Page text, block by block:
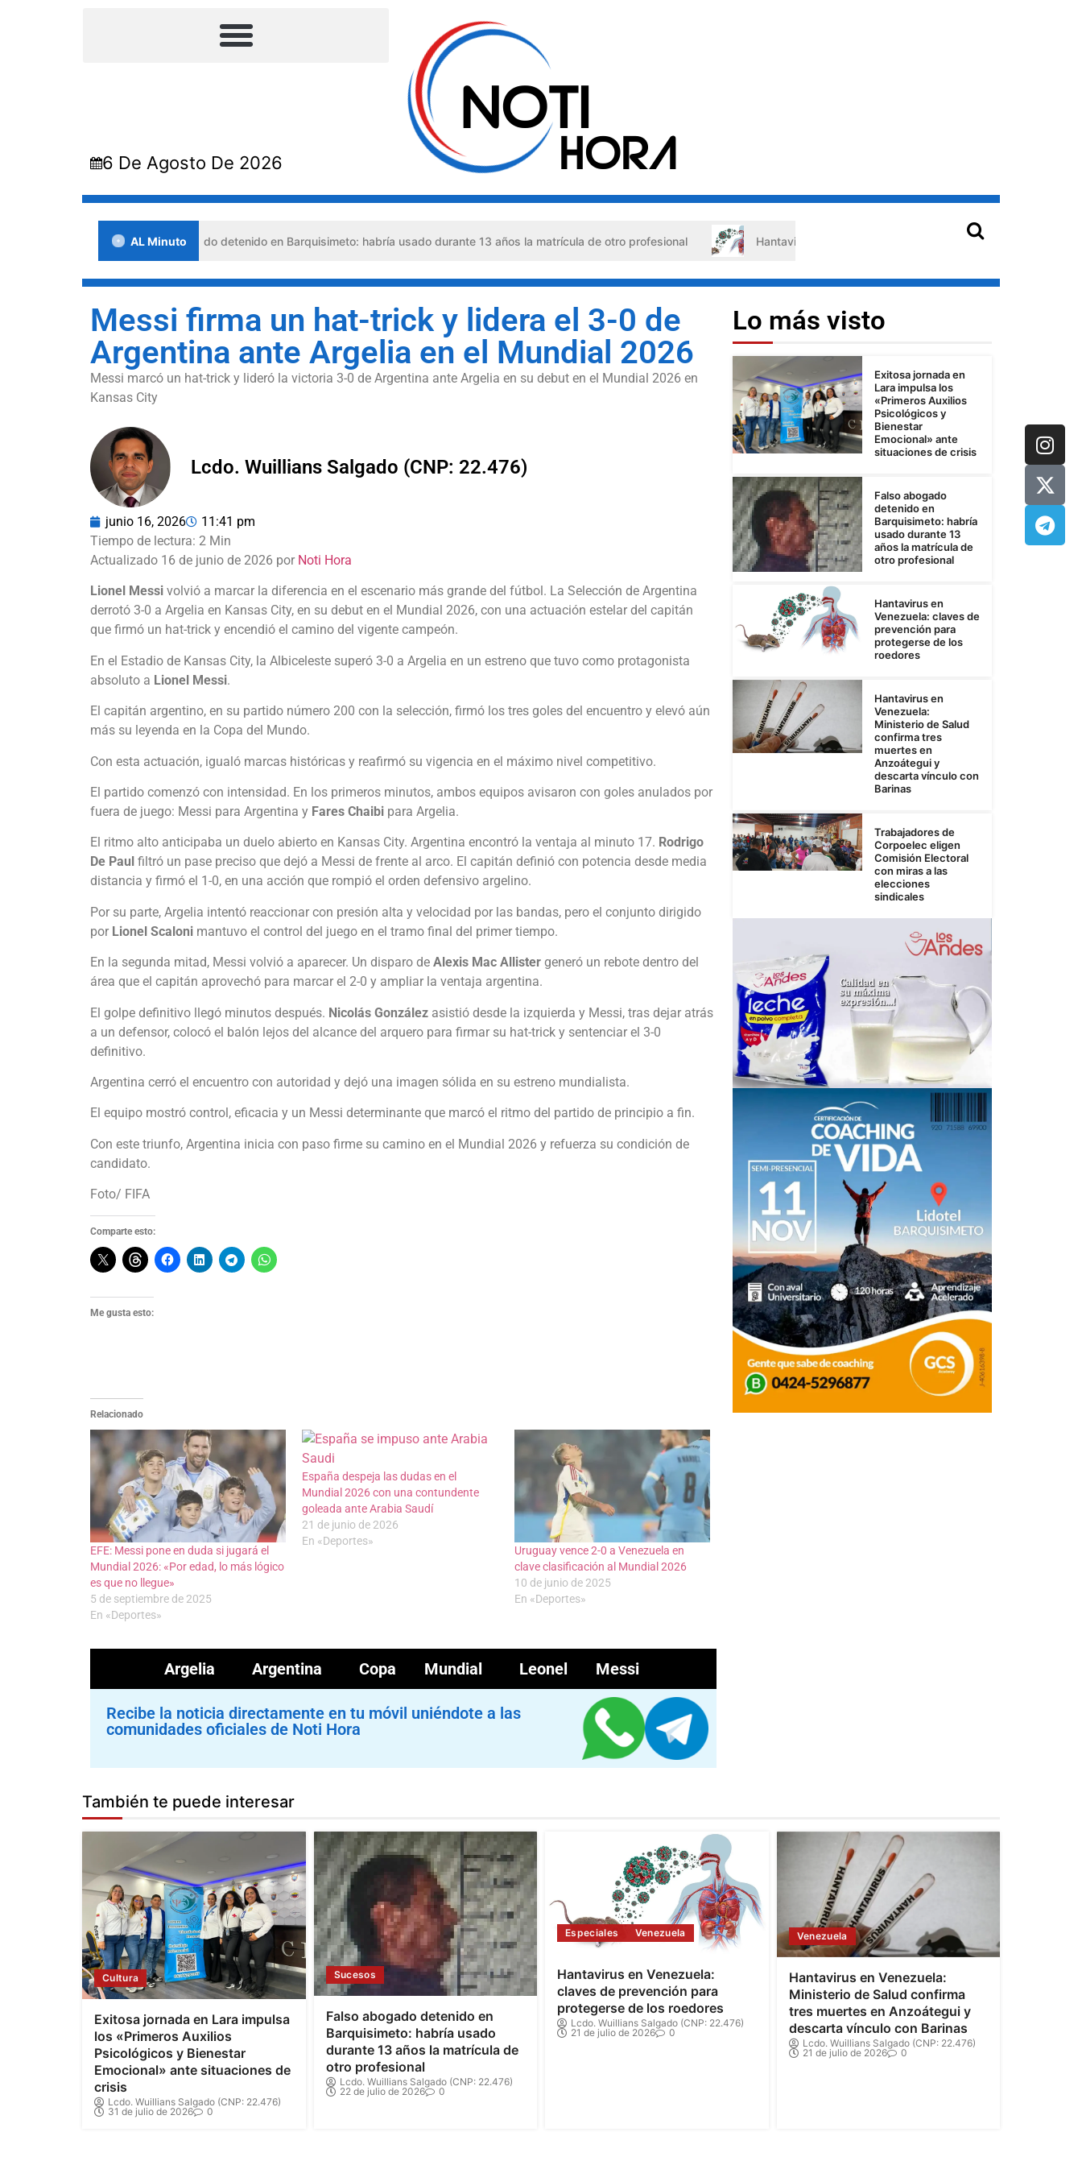
6 De Agosto De 2026
AL Minuto
Falso abogado detenido en Barquisimeto: habría usado durante 13 años la matrícula de otro profesional Hantavirus en Venezuela: claves de prevención para protegerse de
Messi firma un hat-trick y lidera el 3-0 de
Argentina ante Argelia en el Mundial 2026
Messi marcó un hat-trick y lideró la victoria 3-0 de Argentina ante Argelia en su debut en el Mundial 2026 en
Kansas City
Lcdo. Wuillians Salgado (CNP: 22.476)
junio 16, 2026 11:41 pm
Actualizado 16 de junio de 2026 por Noti Hora
Lionel Messi volvió a marcar la diferencia en el escenario más grande del fútbol. La Selección de Argentina
derrotó 3-0 a Argelia en Kansas City, en su debut en el Mundial 2026, con una actuación estelar del capitán
que firmó un hat-trick y encendió el camino del vigente campeón.
En el Estadio de Kansas City, la Albiceleste superó 3-0 a Argelia en un estreno que tuvo como protagonista
absoluto a Lionel Messi.
El capitán argentino, en su partido número 200 con la selección, firmó los tres goles del encuentro y elevó aún
más su leyenda en la Copa del Mundo.
Con esta actuación, igualó marcas históricas y reafirmó su vigencia en el máximo nivel competitivo.
El partido comenzó con intensidad. En los primeros minutos, ambos equipos avisaron con goles anulados por
fuera de juego: Messi para Argentina y Fares Chaibi para Argelia.
El ritmo alto anticipaba un duelo abierto en Kansas City. Argentina encontró la ventaja al minuto 17. Rodrigo
De Paul filtró un pase preciso que dejó a Messi de frente al arco. El capitán definió con potencia desde media
distancia y firmó el 1-0, en una acción que rompió el orden defensivo argelino.
Por su parte, Argelia intentó reaccionar con presión alta y velocidad por las bandas, pero el conjunto dirigido
por Lionel Scaloni mantuvo el control del juego en el tramo final del primer tiempo.
En la segunda mitad, Messi volvió a aparecer. Un disparo de Alexis Mac Allister generó un rebote dentro del
área que el capitán aprovechó para marcar el 2-0 y ampliar la ventaja argentina.
El golpe definitivo llegó minutos después. Nicolás González asistió desde la izquierda y Messi, tras dejar atrás
a un defensor, colocó el balón lejos del alcance del arquero para firmar su hat-trick y sentenciar el 3-0
definitivo.
Argentina cerró el encuentro con autoridad y dejó una imagen sólida en su estreno mundialista.
El equipo mostró control, eficacia y un Messi determinante que marcó el ritmo del partido de principio a fin.
Con este triunfo, Argentina inicia con paso firme su camino en el Mundial 2026 y refuerza su condición de
candidato.
Foto/ FIFA
Comparte esto:
Me gusta esto:
Relacionado
EFE: Messi pone en duda si jugará el
Mundial 2026: «Por edad, lo más lógico
es que no llegue»
5 de septiembre de 2025
En «Deportes»
España despeja las dudas en el
Mundial 2026 con una contundente
goleada ante Arabia Saudí
21 de junio de 2026
En «Deportes»
Uruguay vence 2-0 a Venezuela en
clave clasificación al Mundial 2026
10 de junio de 2025
En «Deportes»
Argelia Argentina Copa Mundial Leonel Messi
Recibe la noticia directamente en tu móvil uniéndote a las
comunidades oficiales de Noti Hora
Lo más visto
Exitosa jornada en
Lara impulsa los
«Primeros Auxilios
Psicológicos y
Bienestar
Emocional» ante
situaciones de crisis
Falso abogado
detenido en
Barquisimeto: habría
usado durante 13
años la matrícula de
otro profesional
Hantavirus en
Venezuela: claves de
prevención para
protegerse de los
roedores
Hantavirus en
Venezuela:
Ministerio de Salud
confirma tres
muertes en
Anzoátegui y
descarta vínculo con
Barinas
Trabajadores de
Corpoelec eligen
Comisión Electoral
con miras a las
elecciones
sindicales
También te puede interesar
Cultura
Exitosa jornada en Lara impulsa
los «Primeros Auxilios
Psicológicos y Bienestar
Emocional» ante situaciones de
crisis
Lcdo. Wuillians Salgado (CNP: 22.476)
31 de julio de 2026
0
Sucesos
Falso abogado detenido en
Barquisimeto: habría usado
durante 13 años la matrícula de
otro profesional
Lcdo. Wuillians Salgado (CNP: 22.476)
22 de julio de 2026
0
Especiales Venezuela
Hantavirus en Venezuela:
claves de prevención para
protegerse de los roedores
Lcdo. Wuillians Salgado (CNP: 22.476)
21 de julio de 2026
0
Venezuela
Hantavirus en Venezuela:
Ministerio de Salud confirma
tres muertes en Anzoátegui y
descarta vínculo con Barinas
Lcdo. Wuillians Salgado (CNP: 22.476)
21 de julio de 2026
0